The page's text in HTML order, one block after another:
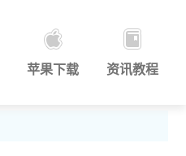
苹果下载 资讯教程